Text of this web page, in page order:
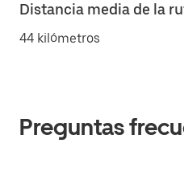
Distancia media de la
44 kilómetros
Preguntas